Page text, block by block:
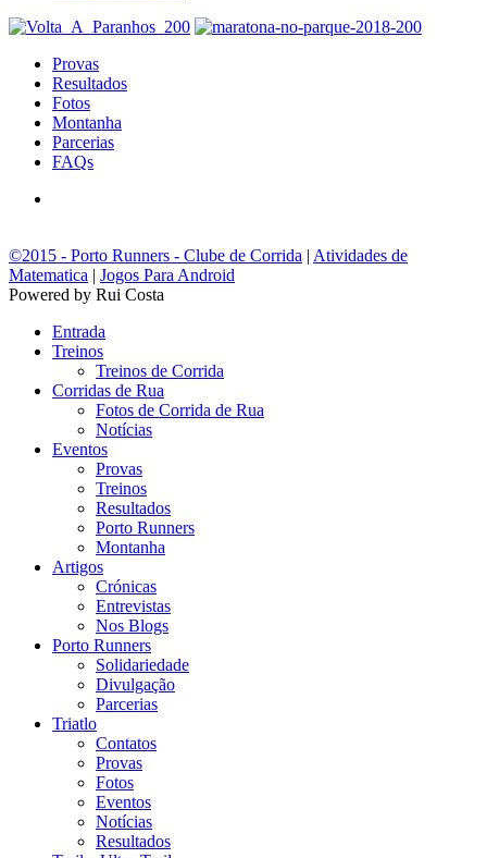
Provas
Resultados
Fotos
Montanha
Parcerias
FAQs
©2015 - Porto Runners - Clube de Corrida | Atividades de
Matematica | Jogos Para Android
Powered by Rui Costa
Entrada
Treinos
Treinos de Corrida
Corridas de Rua
Fotos de Corrida de Rua
Notícias
Eventos
Provas
Treinos
Resultados
Porto Runners
Montanha
Artigos
Crónicas
Entrevistas
Nos Blogs
Porto Runners
Solidariedade
Divulgação
Parcerias
Triatlo
Contatos
Provas
Fotos
Eventos
Notícias
Resultados